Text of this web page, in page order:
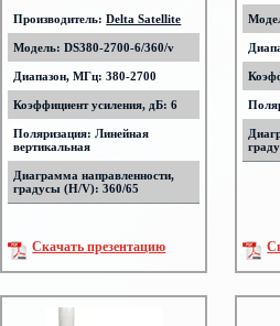
Производитель:Delta Satellite
Модель: DS380-2700-6/360/v
Диапазон, МГц: 380-2700
Коэффициент усиления, дБ: 6
Поляризация: Линейная
вертикальная
Диаграмма направленности,
градусы (H/V): 360/65
Скачать презентацию